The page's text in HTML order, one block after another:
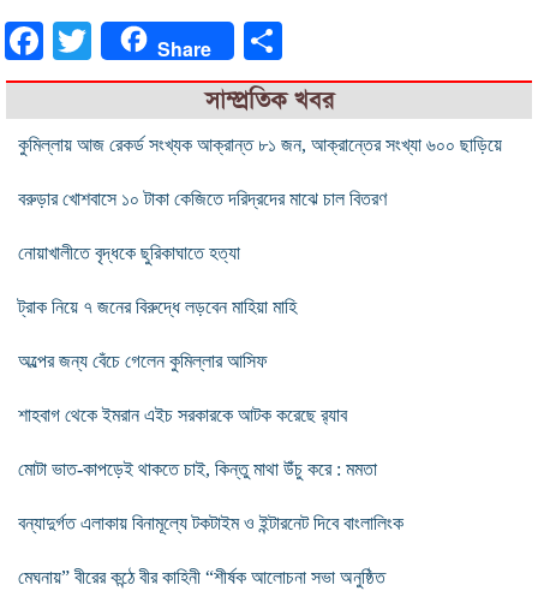
FacebookTwitter Share
সাম্প্রতিক খবর
কুমিল্লায় আজ রেকর্ড সংখ্যক আক্রান্ত ৮১ জন, আক্রান্তের সংখ্যা ৬০০ ছাড়িয়ে
বরুড়ার খোশবাসে ১০ টাকা কেজিতে দরিদ্রদের মাঝে চাল বিতরণ
নোয়াখালীতে বৃদ্ধকে ছুরিকাঘাতে হত্যা
ট্রাক নিয়ে ৭ জনের বিরুদ্ধে লড়বেন মাহিয়া মাহি
অল্পের জন্য বেঁচে গেলেন কুমিল্লার আসিফ
শাহবাগ থেকে ইমরান এইচ সরকারকে আটক করেছে র‌্যাব
মোটা ভাত-কাপড়েই থাকতে চাই, কিন্তু মাথা উঁচু করে : মমতা
বন্যাদুর্গত এলাকায় বিনামূল্যে টকটাইম ও ইন্টারনেট দিবে বাংলালিংক
মেঘনায়” বীরের কন্ঠে বীর কাহিনী “শীর্ষক আলোচনা সভা অনুষ্ঠিত